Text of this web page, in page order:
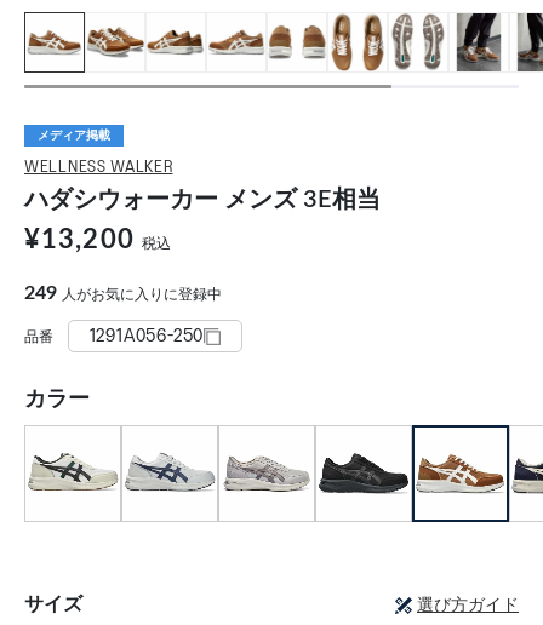
メディア掲載
WELLNESS WALKER
ハダシウォーカー メンズ 3E相当
¥13,200 税込
249 人がお気に入りに登録中
品番 1291A056-250
カラー
サイズ 選び方ガイド